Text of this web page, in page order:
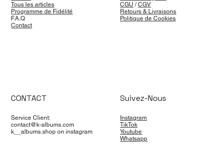
Tous les articles
Programme de Fidélité
F.A.Q
Contact
CGU /CGV
Retours & Livraisons
Politique de Cookies
CONTACT
Service Client:
contact@k-albums.com
k__albums.shop on instagram
Suivez-Nous
Instagram
TikTok
Youtube
Whatsapp